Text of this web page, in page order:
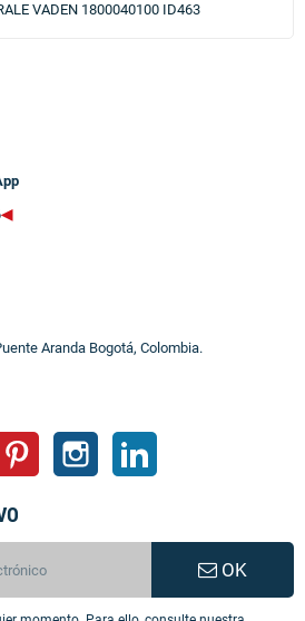
VADEN 1800040100 ID463
◀
Aranda Bogotá, Colombia.
Pinterest Instagram
OK